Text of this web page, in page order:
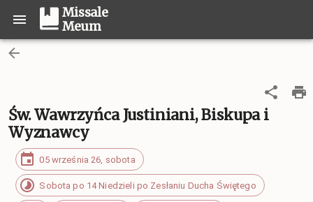
Missale
Meum
Św. Wawrzyńca Justiniani, Biskupa i
Wyznawcy
05 września 26, sobota
Sobota po 14 Niedzieli po Zesłaniu Ducha Świętego